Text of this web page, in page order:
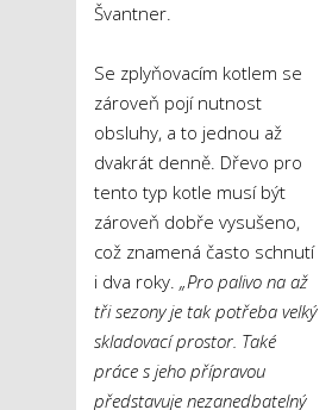
Švantner.
Se zplyňovacím kotlem se
zároveň pojí nutnost
obsluhy, a to jednou až
dvakrát denně. Dřevo pro
tento typ kotle musí být
zároveň dobře vysušeno,
což znamená často schnutí
i dva roky. „Pro palivo na až
tři sezony je tak potřeba velký
skladovací prostor. Také
práce s jeho přípravou
představuje nezanedbatelný